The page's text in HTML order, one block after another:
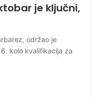
je ključni,
održao je
kolo kvalifikacija za